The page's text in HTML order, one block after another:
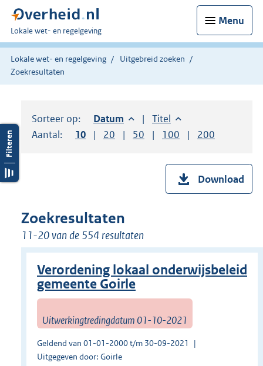
Menu
U
bent
hier:
Lokale wet- en regelgeving
Lokale wet- en regelgeving
Uitgebreid zoeken
Zoekresultaten
Sorteer op: Sorteer op:
Datum aflopendSorteer op:
Titel oplopend
Aantal:
Toon
10 resultaten per pagina
Toon
20 resultaten per pagina
Toon
50 resultaten per pagina
Toon
100 resultaten per
Toon
200
Download
Zoekresultaten
11-20 van de 554 resultaten
Verordening lokaal onderwijsbeleid
gemeente Goirle
Uitwerkingtredingdatum 01-10-2021
Geldend van 01-01-2000 t/m 30-09-2021
Uitgegeven door: Goirle